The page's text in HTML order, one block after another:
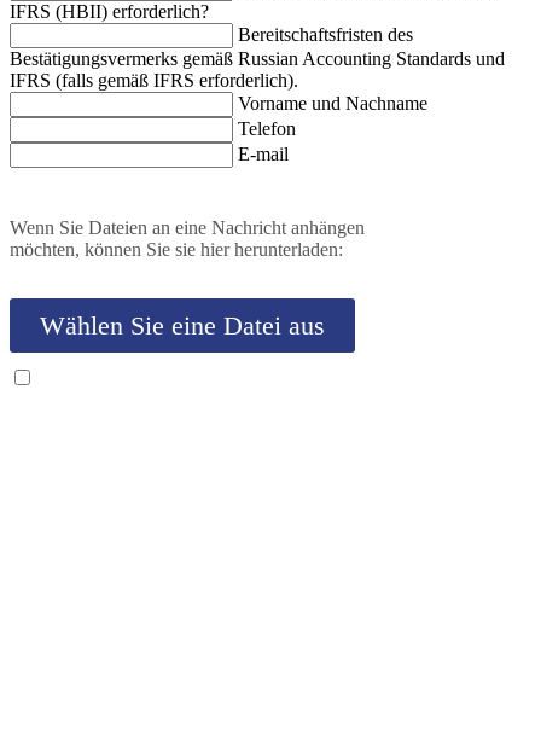
IFRS (HBII) erforderlich?
Bereitschaftsfristen des
Bestätigungsvermerks gemäß Russian Accounting Standards und
IFRS (falls gemäß IFRS erforderlich).
Vorname und Nachname
Telefon
E-mail
Wenn Sie Dateien an eine Nachricht anhängen
möchten, können Sie sie hier herunterladen:
Wählen Sie eine Datei aus